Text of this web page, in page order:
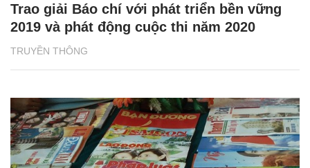
TRUYỀN THÔNG
Trao giải Báo chí với phát triển bền vững
2019 và phát động cuộc thi năm 2020